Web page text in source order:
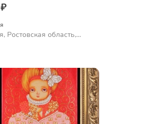
Ростовская область,